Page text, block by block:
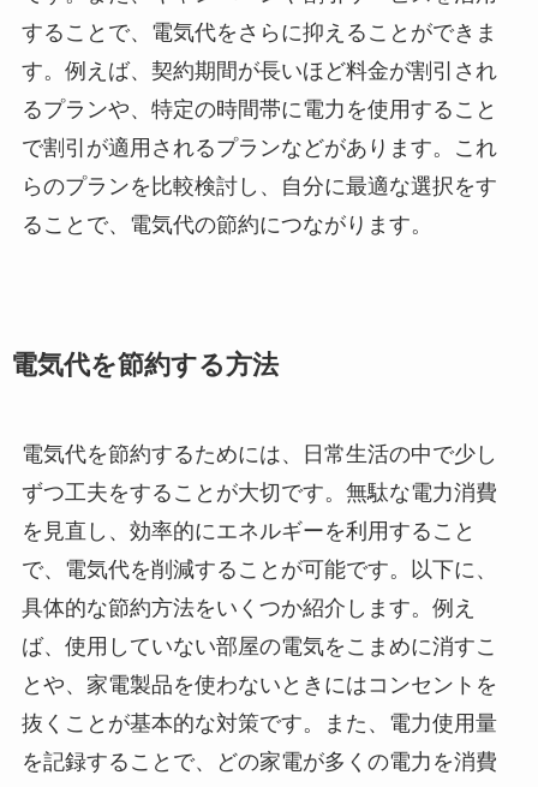
することで、電気代をさらに抑えることができま
す。例えば、契約期間が長いほど料金が割引され
るプランや、特定の時間帯に電力を使用すること
で割引が適用されるプランなどがあります。これ
らのプランを比較検討し、自分に最適な選択をす
ることで、電気代の節約につながります。
電気代を節約する方法
電気代を節約するためには、日常生活の中で少し
ずつ工夫をすることが大切です。無駄な電力消費
を見直し、効率的にエネルギーを利用すること
で、電気代を削減することが可能です。以下に、
具体的な節約方法をいくつか紹介します。例え
ば、使用していない部屋の電気をこまめに消すこ
とや、家電製品を使わないときにはコンセントを
抜くことが基本的な対策です。また、電力使用量
を記録することで、どの家電が多くの電力を消費